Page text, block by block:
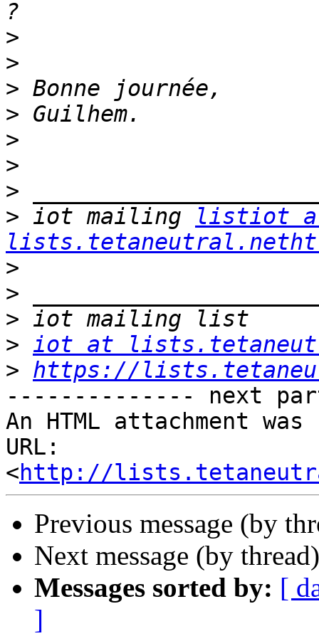
>
>
>
>
>
>
>
> iot mailing
listiot
>
>
>
> iot at
> https://
-------------- next
An HTML attachment
URL:
<http://
Previous message (by
Next message (by
Messages sorted by: [
]